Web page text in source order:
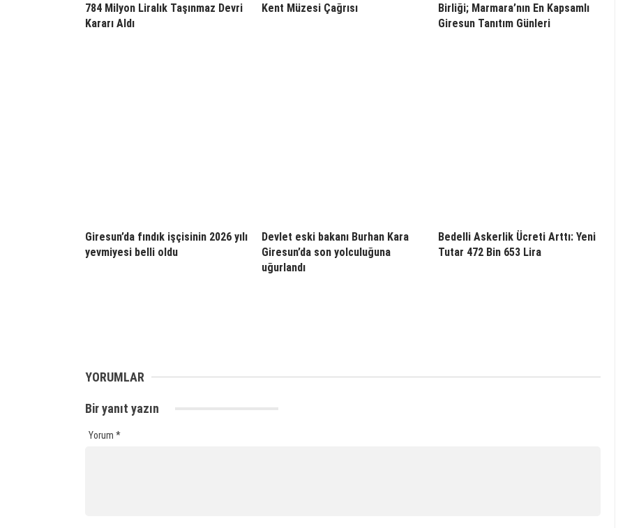
784 Milyon Liralık Taşınmaz Devri
Kararı Aldı
Kent Müzesi Çağrısı
Birliği; Marmara’nın En Kapsamlı
Giresun Tanıtım Günleri
Giresun’da fındık işçisinin 2026 yılı
yevmiyesi belli oldu
Devlet eski bakanı Burhan Kara
Giresun’da son yolculuğuna
uğurlandı
Bedelli Askerlik Ücreti Arttı: Yeni
Tutar 472 Bin 653 Lira
YORUMLAR
Bir yanıt yazın
Yorum *